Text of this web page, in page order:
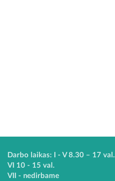
Darbo laikas: I - V 8.30 – 17 val.
VI 10 - 15 val.
VII - nedirbame